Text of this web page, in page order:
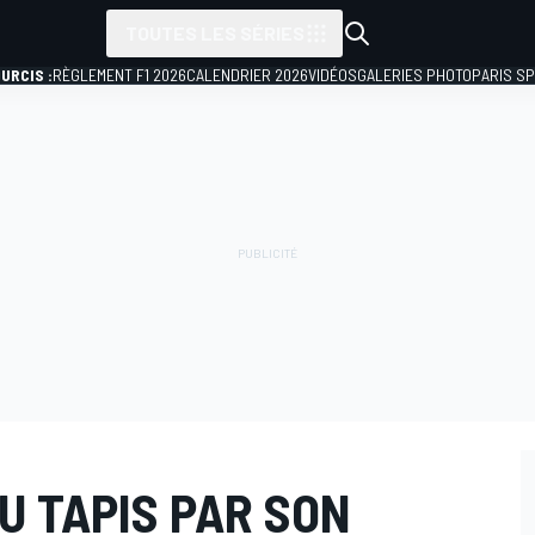
:RÈGLEMENT F1 2026CALENDRIER 2026VIDÉOSGALERIES PHOTOPARIS
TAPIS PAR SON